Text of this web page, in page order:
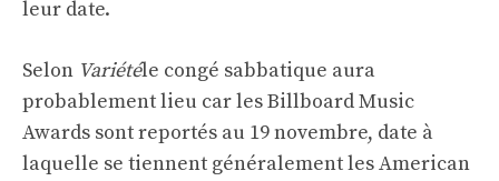
leur date.
Selon Variétéle congé sabbatique aura
probablement lieu car les Billboard Music
Awards sont reportés au 19 novembre, date à
laquelle se tiennent généralement les American